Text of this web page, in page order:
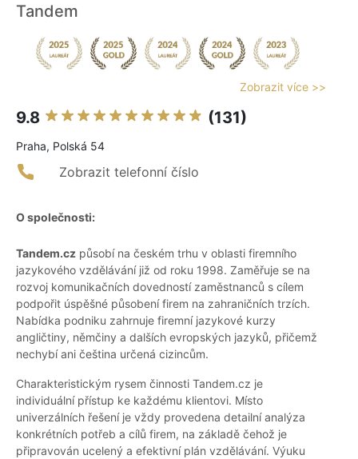
Tandem
Zobrazit více >>
9.8 (131)
Praha, Polská 54
Zobrazit telefonní číslo
O společnosti:
Tandem.cz působí na českém trhu v oblasti firemního
jazykového vzdělávání již od roku 1998. Zaměřuje se na
rozvoj komunikačních dovedností zaměstnanců s cílem
podpořit úspěšné působení firem na zahraničních trzích.
Nabídka podniku zahrnuje firemní jazykové kurzy
angličtiny, němčiny a dalších evropských jazyků, přičemž
nechybí ani čeština určená cizincům.
Charakteristickým rysem činnosti Tandem.cz je
individuální přístup ke každému klientovi. Místo
univerzálních řešení je vždy provedena detailní analýza
konkrétních potřeb a cílů firem, na základě čehož je
připravován ucelený a efektivní plán vzdělávání. Výuku